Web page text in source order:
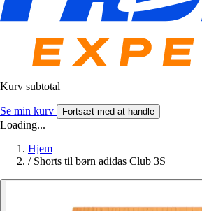
Kurv subtotal
Se min kurv Fortsæt med at handle
Loading...
Hjem
/ Shorts til børn adidas Club 3S